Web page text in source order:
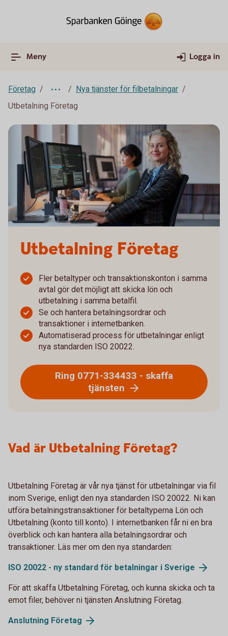
Meny Logga in
Företag
Nya tjänster för filbetalningar
Utbetalning Företag
Utbetalning Företag
Fler betaltyper och transaktionskonton i samma
avtal gör det möjligt att skicka lön och
utbetalning i samma betalfil.
Se och hantera betalningsordrar och
transaktioner i internetbanken.
Automatiserad process för utbetalningar enligt
nya standarden ISO 20022.
Ring 0771-334433 - skaffa
tjänsten
Vad är Utbetalning Företag?
Utbetalning Företag är vår nya tjänst för utbetalningar via fil
inom Sverige, enligt den nya standarden ISO 20022. Ni kan
utföra betalningstransaktioner för betaltyperna Lön och
Utbetalning (konto till konto). I internetbanken får ni en bra
överblick och kan hantera alla betalningsordrar och
transaktioner. Läs mer om den nya standarden:
ISO 20022 - ny standard för betalningar i Sverige
För att skaffa Utbetalning Företag, och kunna skicka och ta
emot filer, behöver ni tjänsten Anslutning Företag.
Anslutning Företag